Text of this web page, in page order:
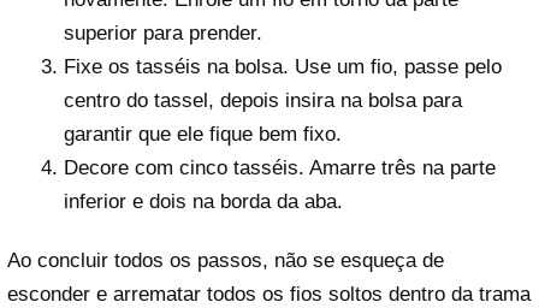
superior para prender.
Fixe os tasséis na bolsa. Use um fio, passe pelo
centro do tassel, depois insira na bolsa para
garantir que ele fique bem fixo.
Decore com cinco tasséis. Amarre três na parte
inferior e dois na borda da aba.
Ao concluir todos os passos, não se esqueça de
esconder e arrematar todos os fios soltos dentro da trama